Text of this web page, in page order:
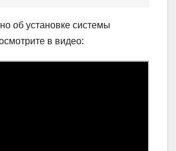
об установке системы
в видео: